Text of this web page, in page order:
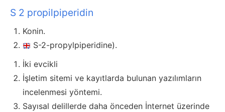
S 2 propilpiperidin
Konin.
S-2-propylpiperidine).
İki evcikli
İşletim sitemi ve kayıtlarda bulunan yazılımların
incelenmesi yöntemi.
Sayısal delillerde daha önceden İnternet üzerinde